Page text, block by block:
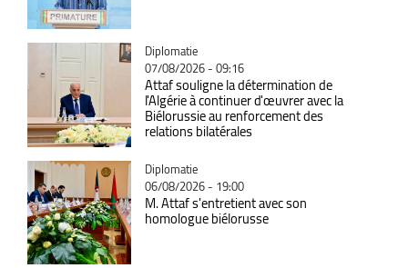
Catégorie
Diplomatie
07/08/2026 - 09:16
Attaf souligne la détermination de
l'Algérie à continuer d'œuvrer avec la
Biélorussie au renforcement des
relations bilatérales
Catégorie
Diplomatie
06/08/2026 - 19:00
M. Attaf s'entretient avec son
homologue biélorusse